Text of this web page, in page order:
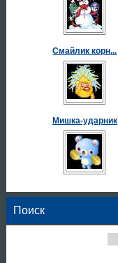
Смайлик корн...
Мишка-ударник
Поиск